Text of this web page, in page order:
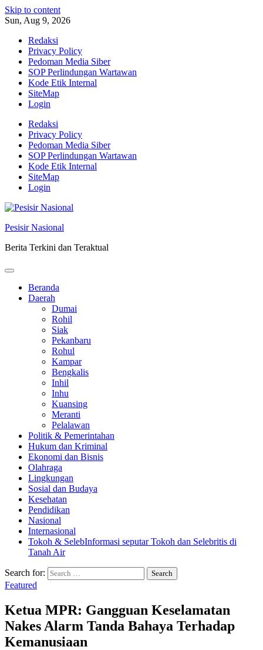
Skip to content
Sun, Aug 9, 2026
Redaksi
Privacy Policy
Pedoman Media Siber
SOP Perlindungan Wartawan
Kode Etik Internal
SiteMap
Login
Redaksi
Privacy Policy
Pedoman Media Siber
SOP Perlindungan Wartawan
Kode Etik Internal
SiteMap
Login
Pesisir Nasional
Berita Terkini dan Teraktual
Beranda
Daerah
Dumai
Rohil
Siak
Pekanbaru
Rohul
Kampar
Bengkalis
Inhil
Inhu
Kuansing
Meranti
Pelalawan
Politik & Pemerintahan
Hukum dan Kriminal
Ekonomi dan Bisnis
Olahraga
Lingkungan
Sosial dan Budaya
Kesehatan
Pendidikan
Nasional
Internasional
Tokoh & SelebInformasi seputar Tokoh dan Selebritis di
Tanah Air
Search for:
Featured
Ketua MPR: Gangguan Keselamatan
Nakes Alarm Tanda Bahaya Terhadap
Kemanusiaan